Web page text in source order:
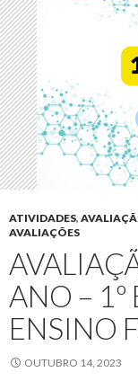
ATIVIDADES,
AVALIAÇÕES
ANO – 1º
ENSINO
OUTUBRO 14, 2023